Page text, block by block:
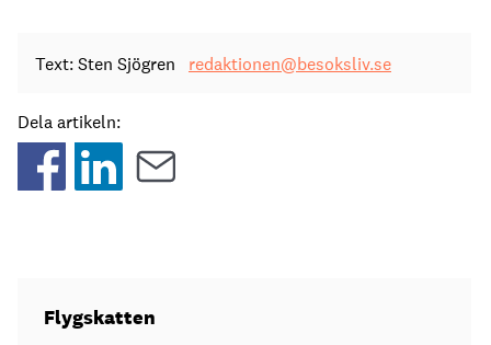
Text: Sten Sjögren redaktionen@besoksliv.se
Dela artikeln:
Flygskatten